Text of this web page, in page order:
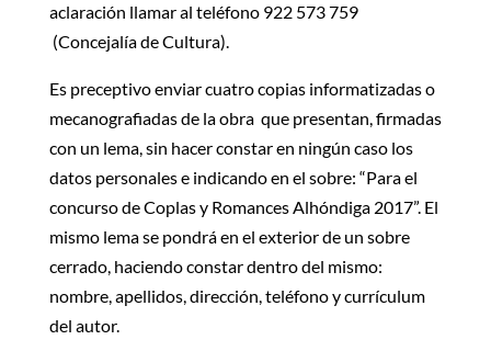
aclaración llamar al teléfono 922 573 759
(Concejalía de Cultura).
Es preceptivo enviar cuatro copias informatizadas o
mecanografiadas de la obra que presentan, firmadas
con un lema, sin hacer constar en ningún caso los
datos personales e indicando en el sobre: “Para el
concurso de Coplas y Romances Alhóndiga 2017”. El
mismo lema se pondrá en el exterior de un sobre
cerrado, haciendo constar dentro del mismo:
nombre, apellidos, dirección, teléfono y currículum
del autor.